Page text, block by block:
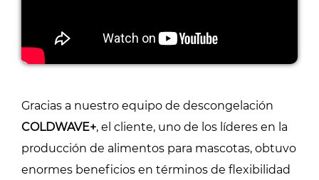
Gracias a nuestro equipo de descongelación
COLDWAVE+, el cliente, uno de los líderes en la
producción de alimentos para mascotas, obtuvo
enormes beneficios en términos de flexibilidad